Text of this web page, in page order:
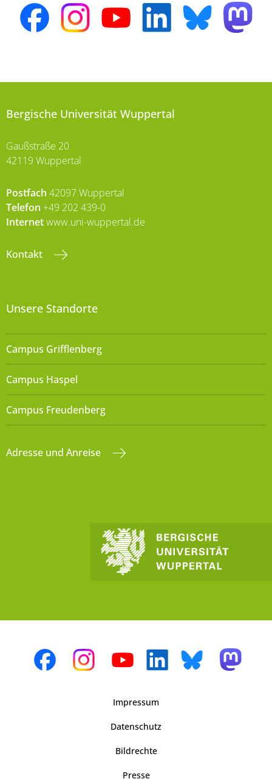
Bergische Universität Wuppertal
Gaußstraße 20
42119 Wuppertal
Postfach 42097 Wuppertal
Telefon +49 202 439-0
Internetwww.uni-wuppertal.de
Kontakt
Unsere Standorte
Campus Grifflenberg
Campus Haspel
Campus Freudenberg
Adresse und Anreise
Impressum
Datenschutz
Bildrechte
Presse